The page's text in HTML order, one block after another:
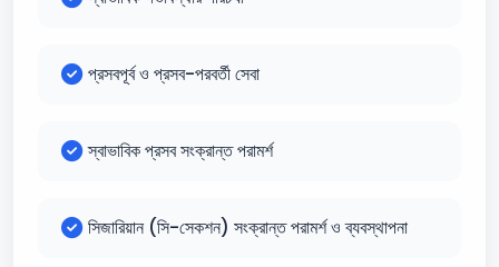
প্রসবপূর্ব ও প্রসব-পরবর্তী সেবা
স্বাভাবিক প্রসব সংক্রান্ত পরামর্শ
সিজারিয়ান (সি-সেকশন) সংক্রান্ত পরামর্শ ও ব্যবস্থাপনা